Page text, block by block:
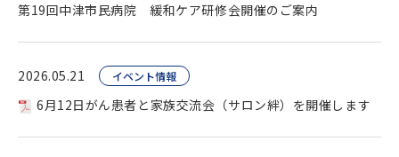
第19回中津市民病院 緩和ケア研修会開催のご案内
2026.05.21 イベント情報
6月12日がん患者と家族交流会（サロン絆）を開催します